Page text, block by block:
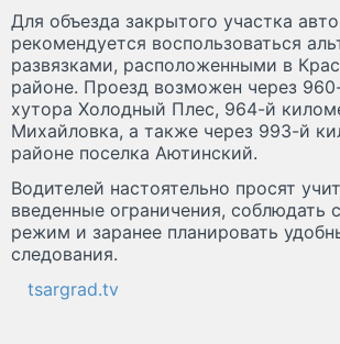
Для объезда закрытого участка
рекомендуется воспользоваться
развязками, расположенными в
районе. Проезд возможен через
хутора Холодный Плес, 964-й
Михайловка, а также через 993-й
районе поселка Аютинский.
Водителей настоятельно просят
введенные ограничения, соблюдать
режим и заранее планировать
следования.
tsargrad.tv